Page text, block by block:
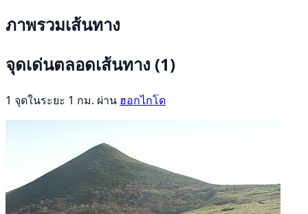
ภาพรวมเส้นทาง
จุดเด่นตลอดเส้นทาง (1)
1 จุดในระยะ 1 กม. ผ่าน ฮอกไกโด